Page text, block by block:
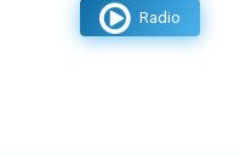
Radio